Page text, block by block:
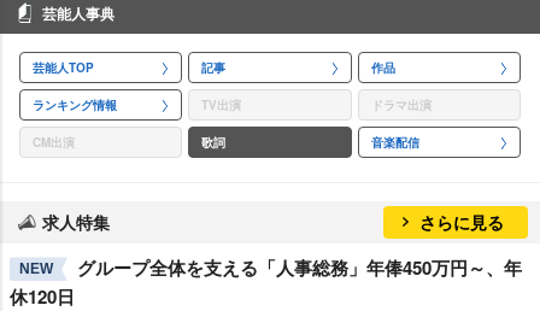
芸能人事典
芸能人TOP 記事 作品
ランキング情報 TV出演 ドラマ出演
CM出演 歌詞 音楽配信
求人特集 さらに見る
NEW
グループ全体を支える「人事総務」年俸450万円～、年
休120日